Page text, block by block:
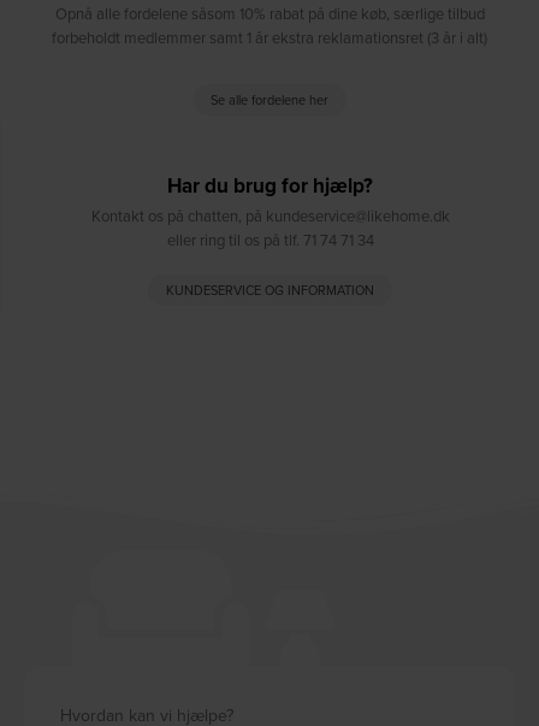
Opnå alle fordelene såsom 10% rabat på dine køb, særlige tilbud
forbeholdt medlemmer samt 1 år ekstra reklamationsret (3 år i alt)
Se alle fordelene her
Har du brug for hjælp?
Kontakt os på chatten, på kundeservice@likehome.dk
eller ring til os på tlf. 71 74 71 34
KUNDESERVICE OG INFORMATION
Hvordan kan vi hjælpe?